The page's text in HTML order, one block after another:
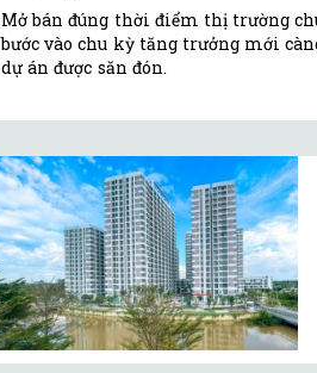
Mở bán đúng thời điểm thị trường
bước vào chu kỳ tăng trưởng mới
dự án được săn đón.